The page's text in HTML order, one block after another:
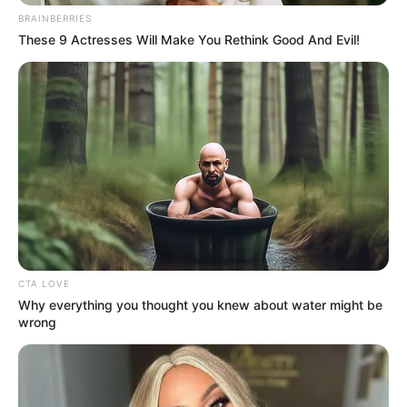
θησαυρό της θάλασσας.
Όπως βλέπετε και στην παρακάτω
φωτογραφία είχε αλιεύσει 140 αχινούς. Το
συγκεκριμένο νούμερο ήταν σε υπέρβαση του
επιτρεπόμενου ορίου ανά ημέρα ανά
ερασιτέχνη αλιέα.
BRAINBERRIES
These 9 Actresses Will Make You Rethink Good And Evil!
CTA LOVE
Why everything you thought you knew about water might be
wrong